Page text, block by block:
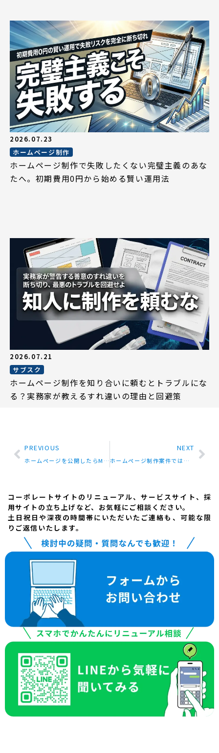
2026.07.23
ホームページ制作
ホームページ制作で失敗したくない完璧主義のあな
たへ。初期費用0円から始める賢い運用法
2026.07.21
サブスク
ホームページ制作を知り合いに頼むとトラブルにな
る？実務家が教えるすれ違いの理由と回避策
PREVIOUS
ホームページを公開したらMEO対策も行おう！MEO対策のサービスページを追加しました。
NEXT
ホームページ制作案件ではないですが、うれしかったお客様からの言葉
コーポレートサイトのリニューアル、サービスサイト、採
用サイトの立ち上げなど、お気軽にご相談ください。
土日祝日や深夜の時間帯にいただいたご連絡も、可能な限
りご返信いたします。